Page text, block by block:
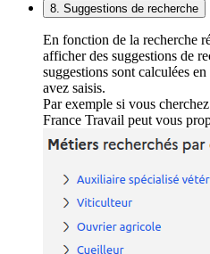
8. Suggestions de recherche
En fonction de la recherche
afficher des suggestions de
suggestions sont calculées
avez saisis.
Par exemple si vous
France Travail peut vous